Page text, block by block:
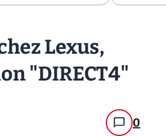
Lexus,
"DIRECT4"
0